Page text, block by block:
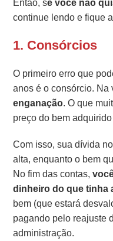
Então, se você não
continue lendo e fique
1. Consórcios
O primeiro erro que
anos é o consórcio. Na
enganação. O que
preço do bem
Com isso, sua dívida
alta, enquanto o bem
No fim das contas,
dinheiro do que tinha
bem (que estará
pagando pelo reajuste
administração.